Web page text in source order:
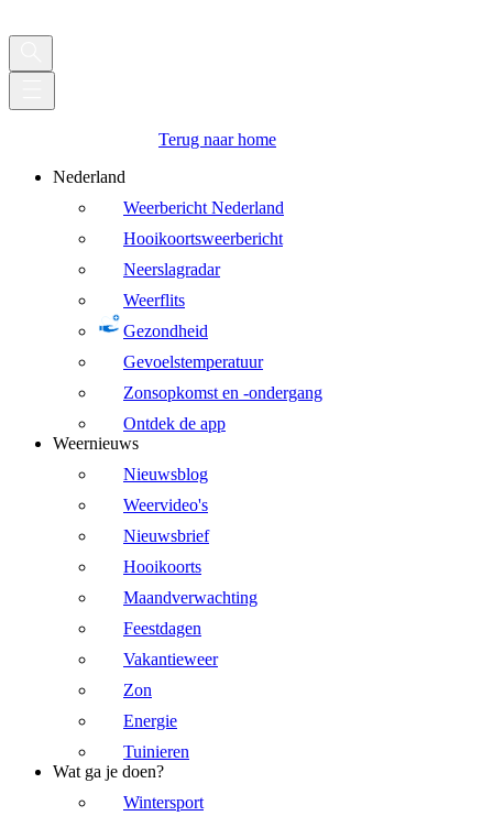
Terug naar home
Nederland
Weerbericht Nederland
Hooikoortsweerbericht
Neerslagradar
Weerflits
Gezondheid
Gevoelstemperatuur
Zonsopkomst en -ondergang
Ontdek de app
Weernieuws
Nieuwsblog
Weervideo's
Nieuwsbrief
Hooikoorts
Maandverwachting
Feestdagen
Vakantieweer
Zon
Energie
Tuinieren
Wat ga je doen?
Wintersport